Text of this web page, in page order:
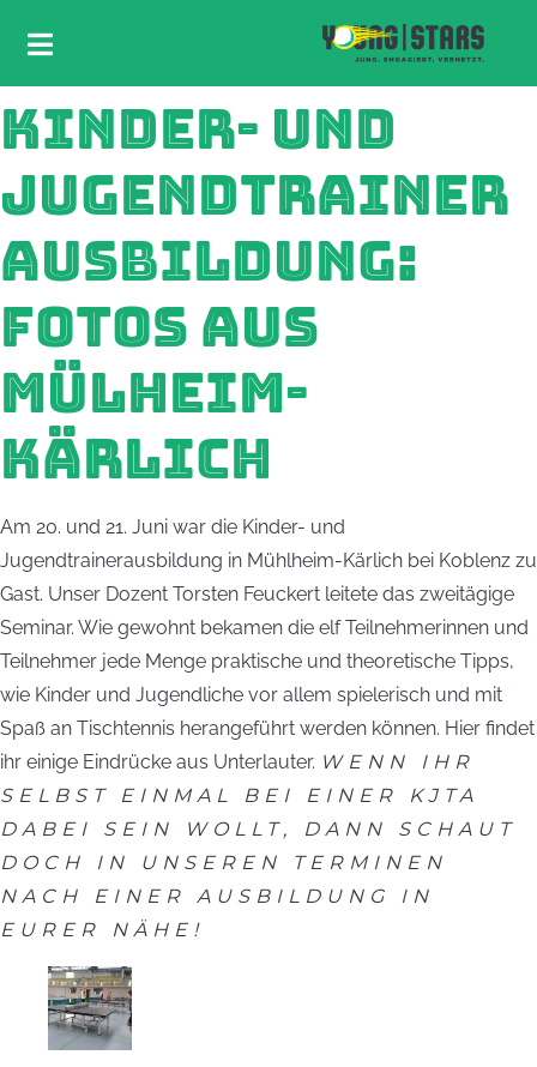
KINDER- UND
JUGENDTRAINER
AUSBILDUNG:
FOTOS AUS
MÜLHEIM-
KÄRLICH
Am 20. und 21. Juni war die Kinder- und
Jugendtrainerausbildung in Mühlheim-Kärlich bei Koblenz zu
Gast. Unser Dozent Torsten Feuckert leitete das zweitägige
Seminar. Wie gewohnt bekamen die elf Teilnehmerinnen und
Teilnehmer jede Menge praktische und theoretische Tipps,
wie Kinder und Jugendliche vor allem spielerisch und mit
Spaß an Tischtennis herangeführt werden können. Hier findet
ihr einige Eindrücke aus Unterlauter. WENN IHR
SELBST EINMAL BEI EINER KJTA
DABEI SEIN WOLLT, DANN SCHAUT
DOCH IN UNSEREN TERMINEN
NACH EINER AUSBILDUNG IN
EURER NÄHE!